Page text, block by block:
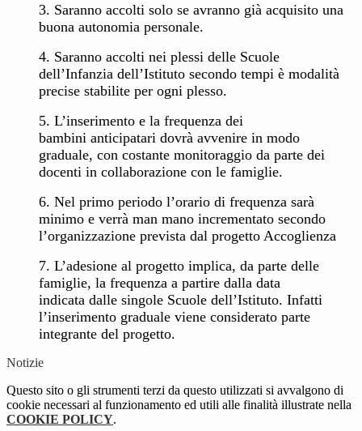
3. Saranno accolti solo se avranno già acquisito una
buona autonomia personale.
4. Saranno accolti nei plessi delle Scuole
dell’Infanzia dell’Istituto secondo tempi è modalità
precise stabilite per ogni plesso.
5. L’inserimento e la frequenza dei
bambini anticipatari dovrà avvenire in modo
graduale, con costante monitoraggio da parte dei
docenti in collaborazione con le famiglie.
6. Nel primo periodo l’orario di frequenza sarà
minimo e verrà man mano incrementato secondo
l’organizzazione prevista dal progetto Accoglienza
7. L’adesione al progetto implica, da parte delle
famiglie, la frequenza a partire dalla data
indicata dalle singole Scuole dell’Istituto. Infatti
l’inserimento graduale viene considerato parte
integrante del progetto.
Notizie
Questo sito o gli strumenti terzi da questo utilizzati si avvalgono di
cookie necessari al funzionamento ed utili alle finalità illustrate nella
COOKIE POLICY.